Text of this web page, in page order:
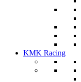
KMK Racing